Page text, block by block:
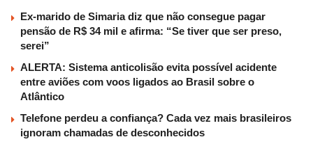
Ex-marido de Simaria diz que não consegue pagar
pensão de R$ 34 mil e afirma: “Se tiver que ser preso,
serei”
ALERTA: Sistema anticolisão evita possível acidente
entre aviões com voos ligados ao Brasil sobre o
Atlântico
Telefone perdeu a confiança? Cada vez mais brasileiros
ignoram chamadas de desconhecidos